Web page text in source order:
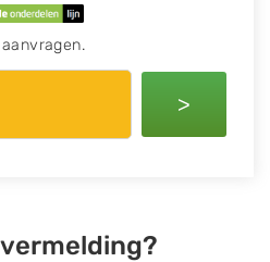
>